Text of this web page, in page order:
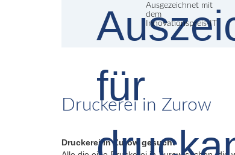
Ausgezeichnet mit
dem
Innovationspreis-IT
Druckerei in Zurow
Druckerei in Zurow gesucht